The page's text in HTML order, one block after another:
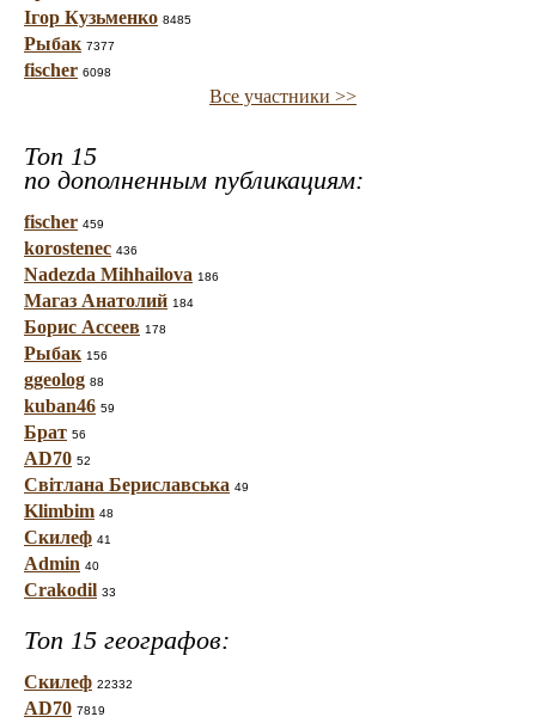
Ігор Кузьменко 8485
Рыбак 7377
fischer 6098
Все участники >>
Топ 15
по дополненным публикациям:
fischer 459
korostenec 436
Nadezda Mihhailova 186
Магаз Анатолий 184
Борис Ассеев 178
Рыбак 156
ggeolog 88
kuban46 59
Брат 56
AD70 52
Світлана Бериславська 49
Klimbim 48
Скилеф 41
Admin 40
Crakodil 33
Топ 15 географов:
Скилеф 22332
AD70 7819